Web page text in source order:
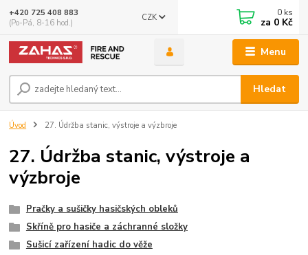
Menu
CZK
Hledat
+420 725 408 883
(Po-Pá, 8-16 hod.)
0 ks
za 0 Kč
Úvod 27. Údržba stanic, výstroje a výzbroje
27. Údržba stanic, výstroje a
výzbroje
Pračky a sušičky hasičských obleků
Skříně pro hasiče a záchranné složky
Sušicí zařízení hadic do věže